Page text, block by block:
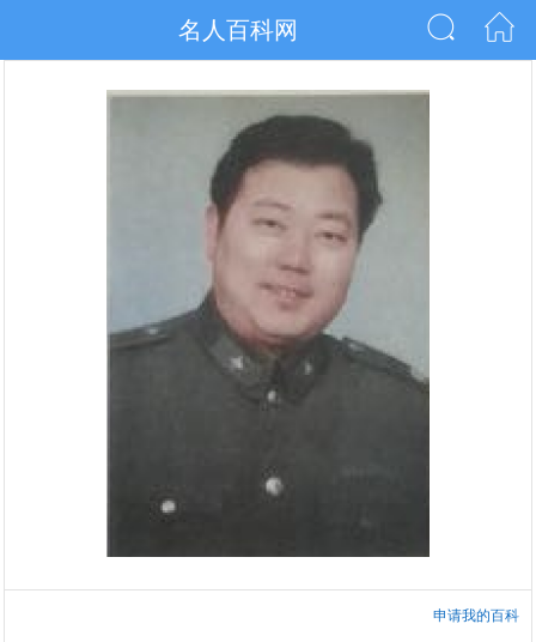
名人百科网
申请我的百科